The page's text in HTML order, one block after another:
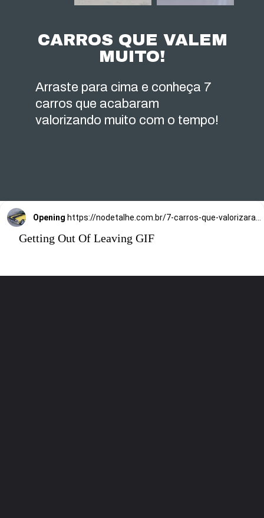
CARROS QUE VALEM
MUITO!
Arraste para cima e conheça 7
carros que acabaram
valorizando muito com o tempo!
Opening https://nodetalhe.com.br/7-carros-que-valorizaram-com-o-tempo-o-3o-vale-uma-fortuna/
Getting Out Of Leaving GIF